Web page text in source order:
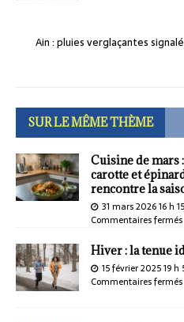
Ain : pluies verglaçantes
SUR LE MÊME THÈME
Cuisine de mars
carotte et
rencontre la
31 mars 2026 16 h
Commentaires fermés
Hiver : la tenue
15 février 2025 19 h
Commentaires fermés